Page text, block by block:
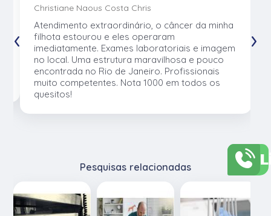
Christiane Naous Costa Chris
Atendimento extraordinário, o câncer da minha
filhota estourou e eles operaram
imediatamente. Exames laboratoriais e imagem
no local. Uma estrutura maravilhosa e pouco
encontrada no Rio de Janeiro. Profissionais
muito competentes. Nota 1000 em todos os
quesitos!
‹ ›
Pesquisas relacionadas